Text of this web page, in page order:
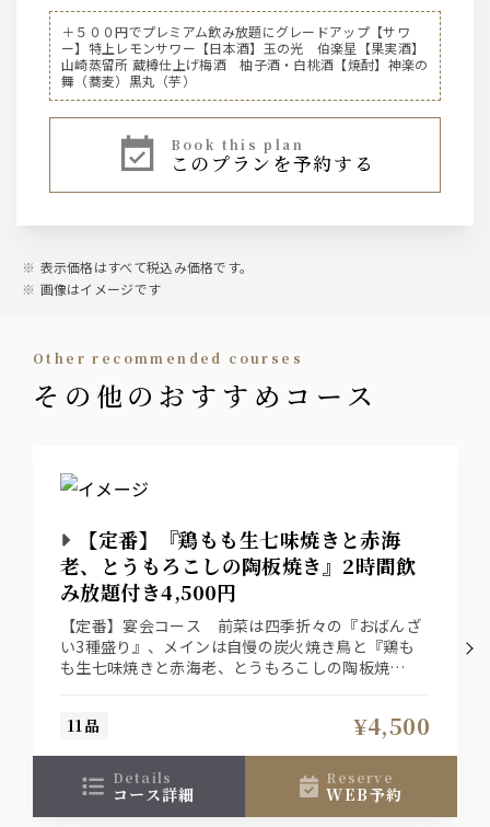
サントリー【ビール】
サントリー ザ・プレミアム・モルツ生中
サントリー ザ・プレミアム・モルツ生ピッチャー
【ハイボール】
焼酎ハイボール
ジムビーム
ー、抹茶ハイ、ウーロンハイ
翠ジンソーダ
カシスソーダ、カシスウーロン、カシスオレンジ
日本酒
聖泉 からくち（千葉県 和蔵酒造）【冷酒・熱燗】
焼酎
サントリー 本格焼酎 大隅【芋】
ワイン
タヴェルネッロ【赤・白】
＋５００円でプレミアム飲み放題にグレードアップ【サワ
ー】特上レモンサワー【日本酒】玉の光 伯楽星【果実酒】
山崎蒸留所 蔵樽仕上げ梅酒 柚子酒・白桃酒【焼酎】神楽の
舞（蕎麦）黒丸（芋）
book this plan
このプランを予約する
表示価格はすべて税込み価格です。
画像はイメージです
other recommended courses
その他のおすすめコース
【定番】『鶏もも生七味焼きと赤海
老、とうもろこしの陶板焼き』2時間飲
み放題付き4,500円
【定番】宴会コース 前菜は四季折々の『おばんざ
い3種盛り』、メインは自慢の炭火焼き鳥と『鶏も
も生七味焼きと赤海老、とうもろこしの陶板焼
11品 ¥4,500
details
コース詳細
reserve
WEB予約